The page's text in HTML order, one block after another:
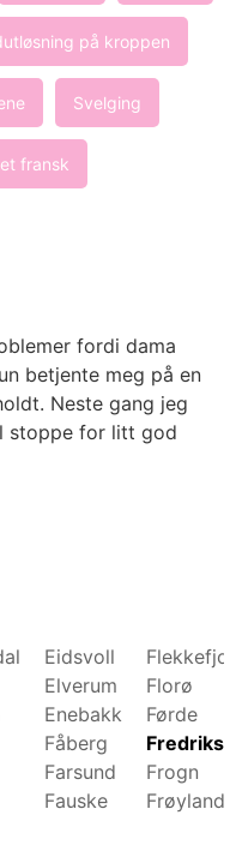
på kroppen
Svelging
fransk
fordi dama
betjente meg på en
Neste gang jeg
stoppe for litt god
Eidsvoll
Elverum
Enebakk
Fåberg
Farsund
Fauske
Florø
Førde
Frogn
Frøyland